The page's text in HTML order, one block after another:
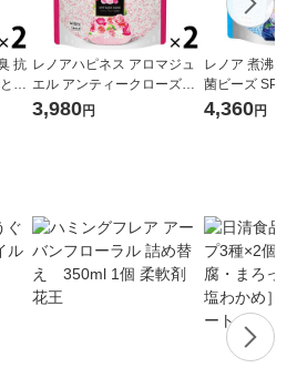
抗
お
特
×
レノアハピネス アロマジュ
エル アンティークローズ＆
フローラル 詰め替え 1410m
L 1セット（2個入） 香り付
3,980円
レノア 煮沸レ
菌ビーズ
フレッシュ＆
り 詰め替え
4,360円